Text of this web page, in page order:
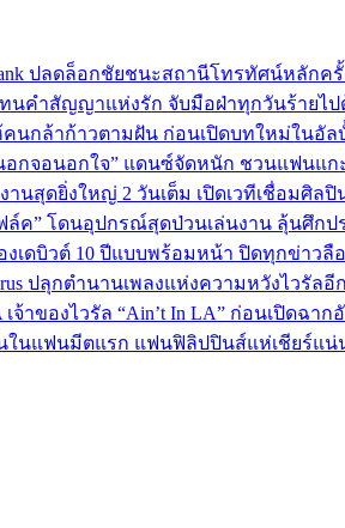
ปลดล็อกชัยชนะสถานีโทรทัศน์หลักค
นคำสัญญาแห่งรัก จับมือฝ่าทุกวันร้ายไป
ให้คนกล้าก้าวตามฝัน ก่อนเปิดบทใหม่ในอั
กจอนอกใจ” แดนซ์จัดหนัก ชวนแฟนแก
งานสุดยิ่งใหญ่ 2 วันเต็ม เปิดเวทีเชื่อมศิล
ค” โดนอุปกรณ์สุดป่วนเล่นงาน ลุ้นศึกปร
เดบิวต์ 10 ปีแบบพร้อมหน้า ปิดทุกข่าวลื
ปลุกตำนานเพลงแห่งความหวังไวรั
าของไวรัล “Ain’t In LA” ก่อนเปิดฉาก
ในแฟนมีตแรก แฟนฟิลิปปินส์แห่เชียร์แน่